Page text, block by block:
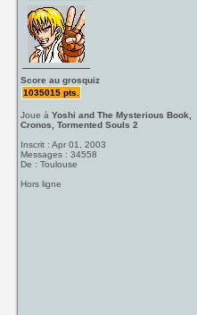
Score au grosquiz
1035015 pts.
Joue àYoshi and The Mysterious Book,
Cronos, Tormented Souls 2
Inscrit : Apr 01, 2003
Messages : 34558
De : Toulouse
Hors ligne